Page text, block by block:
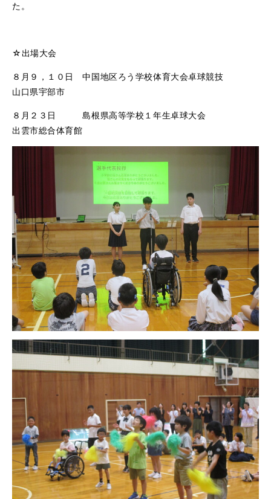
た。
☆出場大会
８月９，１０日 中国地区ろう学校体育大会卓球競技
山口県宇部市
８月２３日 島根県高等学校１年生卓球大会
出雲市総合体育館